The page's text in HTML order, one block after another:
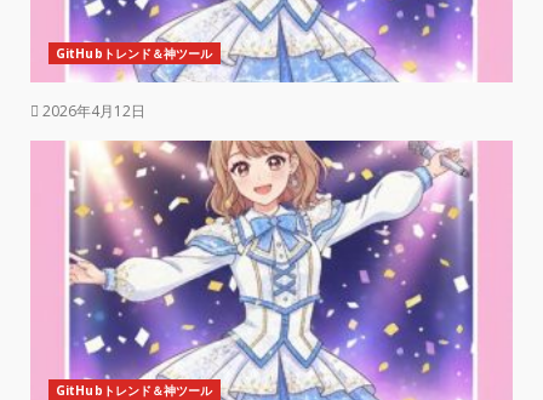
GitHubトレンド＆神ツール
2026年4月12日
GitHubトレンド＆神ツール